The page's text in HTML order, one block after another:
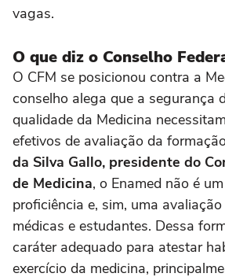
vagas.
O que diz o Conselho
O CFM se posicionou contra a
conselho alega que a segurança
qualidade da Medicina
efetivos de avaliação da
da Silva Gallo, presidente do
de Medicina, o Enamed não é
proficiência e, sim, uma
médicas e estudantes. Dessa
caráter adequado para atestar
exercício da medicina,